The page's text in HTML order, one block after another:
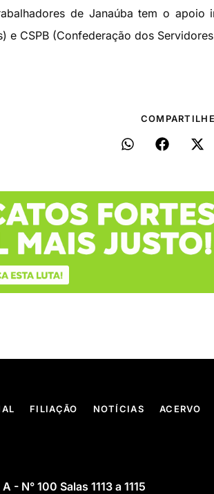
de Janaúba tem o apoio
e CSPB (Confederação dos
FILIAÇÃO NOTÍCIAS ACERVO
- N° 100 Salas 1113 a 1115